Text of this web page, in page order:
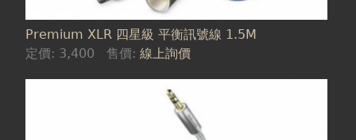
Premium XLR 四星級 平衡訊號線 1.5M
定價: 3,400 售價:線上詢價